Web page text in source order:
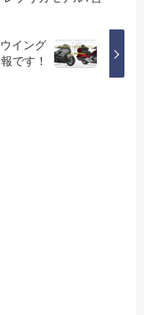
イング
です！